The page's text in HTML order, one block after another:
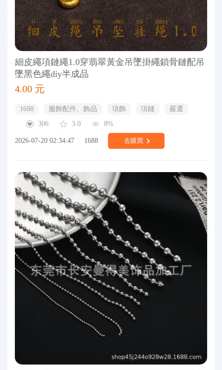
細皮繩項鏈繩1.0穿翡翠黃金吊墜掛繩鎖骨鏈配吊
墜黑色繩diy半成品
4.00 元
1688 服飾配件、飾品 項飾 項鏈
嚴選
306
3.0 8%
2026-07-20 02:34:47 1688 去購買